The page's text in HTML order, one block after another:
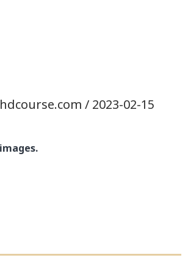
/ 2023-02-15